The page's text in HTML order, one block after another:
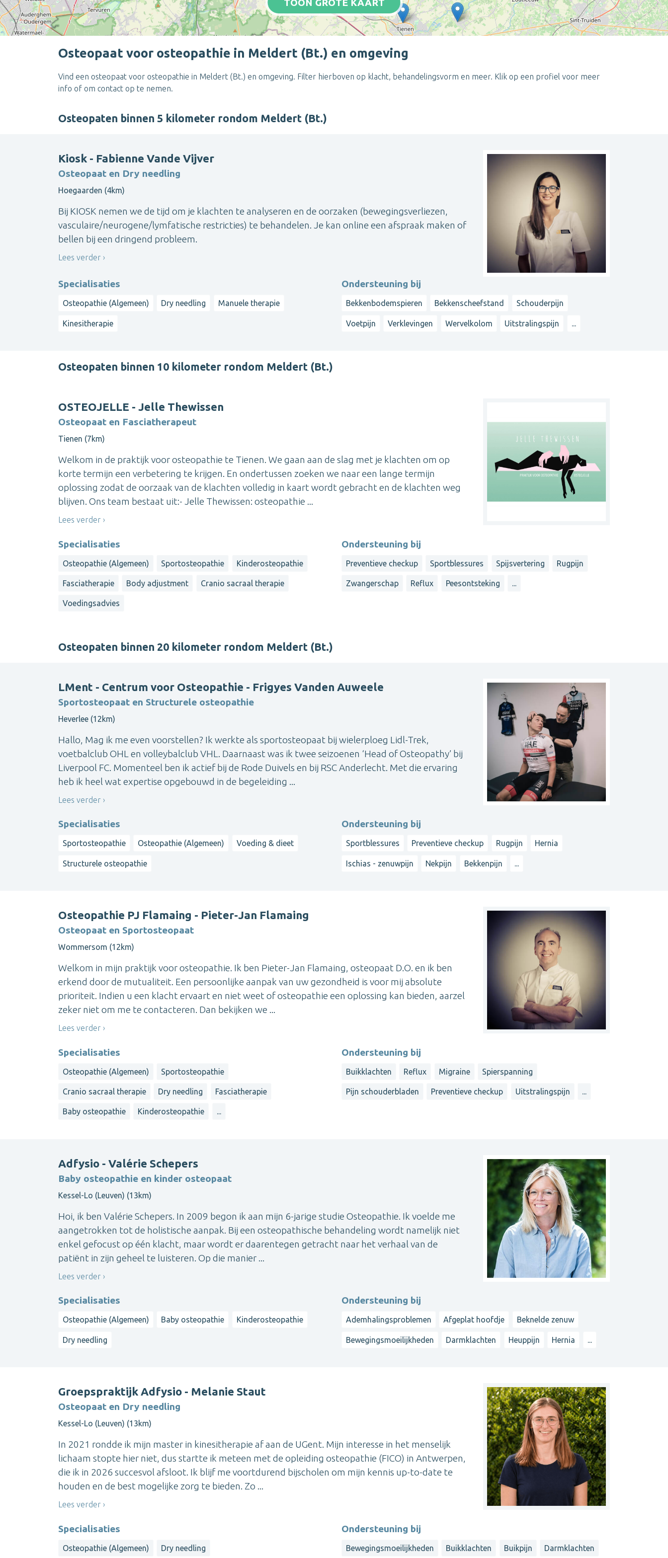
TOON GROTE KAART
Osteopaat voor osteopathie in Meldert (Bt.) en omgeving
Vind een osteopaat voor osteopathie in Meldert (Bt.) en omgeving. Filter hierboven op klacht, behandelingsvorm en meer. Klik op een profiel voor meer
info of om contact op te nemen.
Osteopaten binnen 5 kilometer rondom Meldert (Bt.)
Kiosk - Fabienne Vande Vijver
Osteopaat en Dry needling
Hoegaarden (4km)
Bij KIOSK nemen we de tijd om je klachten te analyseren en de oorzaken (bewegingsverliezen,
vasculaire/neurogene/lymfatische restricties) te behandelen. Je kan online een afspraak maken of
bellen bij een dringend probleem.
Lees verder
Specialisaties
Osteopathie (Algemeen) Dry needling Manuele therapie
Kinesitherapie
Ondersteuning bij
Bekkenbodemspieren Bekkenscheefstand Schouderpijn
Voetpijn Verklevingen Wervelkolom Uitstralingspijn ...
Osteopaten binnen 10 kilometer rondom Meldert (Bt.)
OSTEOJELLE - Jelle Thewissen
Osteopaat en Fasciatherapeut
Tienen (7km)
Welkom in de praktijk voor osteopathie te Tienen. We gaan aan de slag met je klachten om op
korte termijn een verbetering te krijgen. En ondertussen zoeken we naar een lange termijn
oplossing zodat de oorzaak van de klachten volledig in kaart wordt gebracht en de klachten weg
blijven. Ons team bestaat uit:- Jelle Thewissen: osteopathie ...
Lees verder
Specialisaties
Osteopathie (Algemeen) Sportosteopathie Kinderosteopathie
Fasciatherapie Body adjustment Cranio sacraal therapie
Voedingsadvies
Ondersteuning bij
Preventieve checkup Sportblessures Spijsvertering Rugpijn
Zwangerschap Reflux Peesontsteking ...
Osteopaten binnen 20 kilometer rondom Meldert (Bt.)
LMent - Centrum voor Osteopathie - Frigyes Vanden Auweele
Sportosteopaat en Structurele osteopathie
Heverlee (12km)
Hallo, Mag ik me even voorstellen? Ik werkte als sportosteopaat bij wielerploeg Lidl-Trek,
voetbalclub OHL en volleybalclub VHL. Daarnaast was ik twee seizoenen ‘Head of Osteopathy’ bij
Liverpool FC. Momenteel ben ik actief bij de Rode Duivels en bij RSC Anderlecht. Met die ervaring
heb ik heel wat expertise opgebouwd in de begeleiding ...
Lees verder
Specialisaties
Sportosteopathie Osteopathie (Algemeen) Voeding & dieet
Structurele osteopathie
Ondersteuning bij
Sportblessures Preventieve checkup Rugpijn Hernia
Ischias - zenuwpijn Nekpijn Bekkenpijn ...
Osteopathie PJ Flamaing - Pieter-Jan Flamaing
Osteopaat en Sportosteopaat
Wommersom (12km)
Welkom in mijn praktijk voor osteopathie. Ik ben Pieter-Jan Flamaing, osteopaat D.O. en ik ben
erkend door de mutualiteit. Een persoonlijke aanpak van uw gezondheid is voor mij absolute
prioriteit. Indien u een klacht ervaart en niet weet of osteopathie een oplossing kan bieden, aarzel
zeker niet om me te contacteren. Dan bekijken we ...
Lees verder
Specialisaties
Osteopathie (Algemeen) Sportosteopathie
Cranio sacraal therapie Dry needling Fasciatherapie
Baby osteopathie Kinderosteopathie ...
Ondersteuning bij
Buikklachten Reflux Migraine Spierspanning
Pijn schouderbladen Preventieve checkup Uitstralingspijn ...
Adfysio - Valérie Schepers
Baby osteopathie en kinder osteopaat
Kessel-Lo (Leuven) (13km)
Hoi, ik ben Valérie Schepers. In 2009 begon ik aan mijn 6-jarige studie Osteopathie. Ik voelde me
aangetrokken tot de holistische aanpak. Bij een osteopathische behandeling wordt namelijk niet
enkel gefocust op één klacht, maar wordt er daarentegen getracht naar het verhaal van de
patiënt in zijn geheel te luisteren. Op die manier ...
Lees verder
Specialisaties
Osteopathie (Algemeen) Baby osteopathie Kinderosteopathie
Dry needling
Ondersteuning bij
Ademhalingsproblemen Afgeplat hoofdje Beknelde zenuw
Bewegingsmoeilijkheden Darmklachten Heuppijn Hernia ...
Groepspraktijk Adfysio - Melanie Staut
Osteopaat en Dry needling
Kessel-Lo (Leuven) (13km)
In 2021 rondde ik mijn master in kinesitherapie af aan de UGent. Mijn interesse in het menselijk
lichaam stopte hier niet, dus startte ik meteen met de opleiding osteopathie (FICO) in Antwerpen,
die ik in 2026 succesvol afsloot. Ik blijf me voortdurend bijscholen om mijn kennis up-to-date te
houden en de best mogelijke zorg te bieden. Zo ...
Lees verder
Specialisaties
Osteopathie (Algemeen) Dry needling
Ondersteuning bij
Bewegingsmoeilijkheden Buikklachten Buikpijn Darmklachten